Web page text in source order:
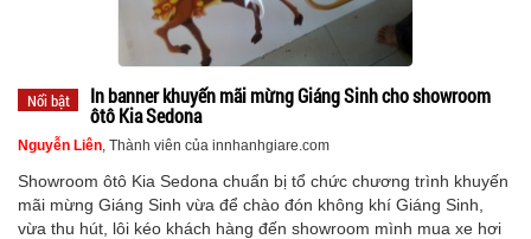
Nổi bật
In banner khuyến mãi mừng Giáng Sinh cho showroom
ôtô Kia Sedona
Nguyễn Liên, Thành viên của innhanhgiare.com
Showroom ôtô Kia Sedona chuẩn bị tổ chức chương trình khuyến
mãi mừng Giáng Sinh vừa để chào đón không khí Giáng Sinh,
vừa thu hút, lôi kéo khách hàng đến showroom mình mua xe hơi